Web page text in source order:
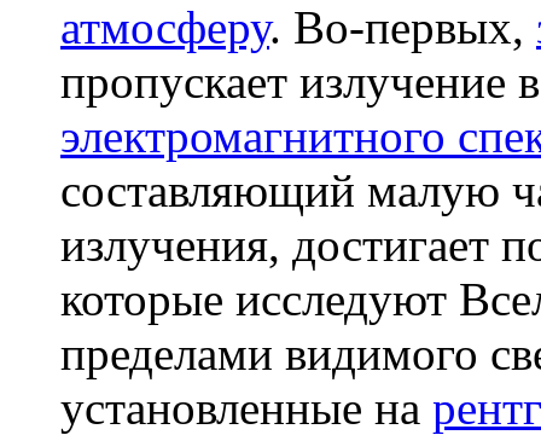
атмосферу. Во-первых,
пропускает излучение
электромагнитного
составляющий малую
излучения, достигает
которые исследуют
пределами видимого
установленные на